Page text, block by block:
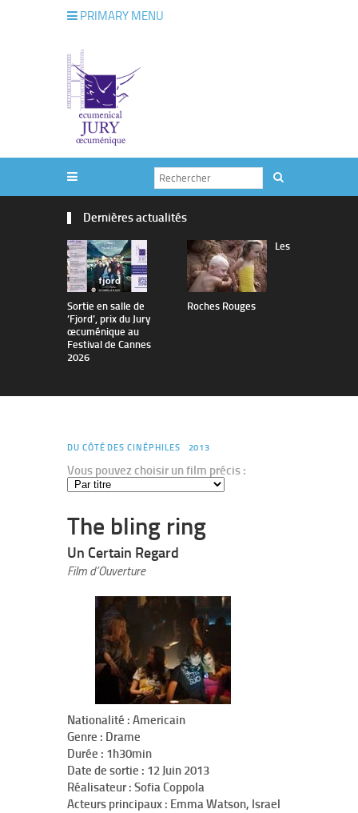
PRIMARY MENU
Dernières actualités
Sortie en salle de
’Fjord’, prix du Jury
œcuménique au
Festival de Cannes
2026
Les
Roches Rouges
DU CÔTÉ DES CINÉPHILES 2013
Vous pouvez choisir un film précis :
The bling ring
Un Certain Regard
Film d’Ouverture
Nationalité : Americain
Genre : Drame
Durée : 1h30min
Date de sortie : 12 Juin 2013
Réalisateur : Sofia Coppola
Acteurs principaux : Emma Watson, Israel